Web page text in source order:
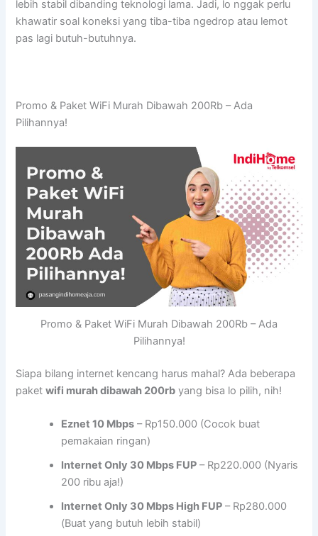
lebih stabil dibanding teknologi lama. Jadi, lo nggak perlu
khawatir soal koneksi yang tiba-tiba ngedrop atau lemot
pas lagi butuh-butuhnya.
Promo & Paket WiFi Murah Dibawah 200Rb – Ada
Pilihannya!
Promo & Paket WiFi Murah Dibawah 200Rb – Ada
Pilihannya!
Siapa bilang internet kencang harus mahal? Ada beberapa
paketwifi murah dibawah 200rb yang bisa lo pilih, nih!
Eznet 10 Mbps – Rp150.000 (Cocok buat
pemakaian ringan)
Internet Only 30 Mbps FUP – Rp220.000 (Nyaris
200 ribu aja!)
Internet Only 30 Mbps High FUP – Rp280.000
(Buat yang butuh lebih stabil)